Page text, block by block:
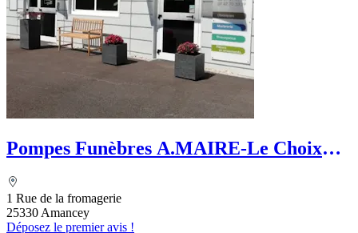
Pompes Funèbres A.MAIRE-Le Choix
1 Rue de la fromagerie
25330 Amancey
Déposez le premier avis !